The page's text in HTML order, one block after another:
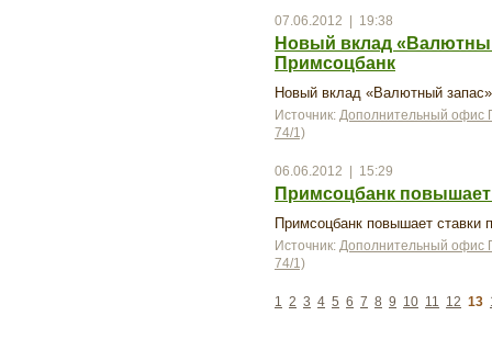
07.06.2012 | 19:38
Новый вклад
Примсоцбанк
Новый вклад «Валютный
Источник: Дополнительный офис
74/1)
06.06.2012 | 15:29
Примсоцбанк повышает
Примсоцбанк повышает ставки
Источник: Дополнительный офис
74/1)
1 2 3 4 5 6 7 8 9 10 11 12 13